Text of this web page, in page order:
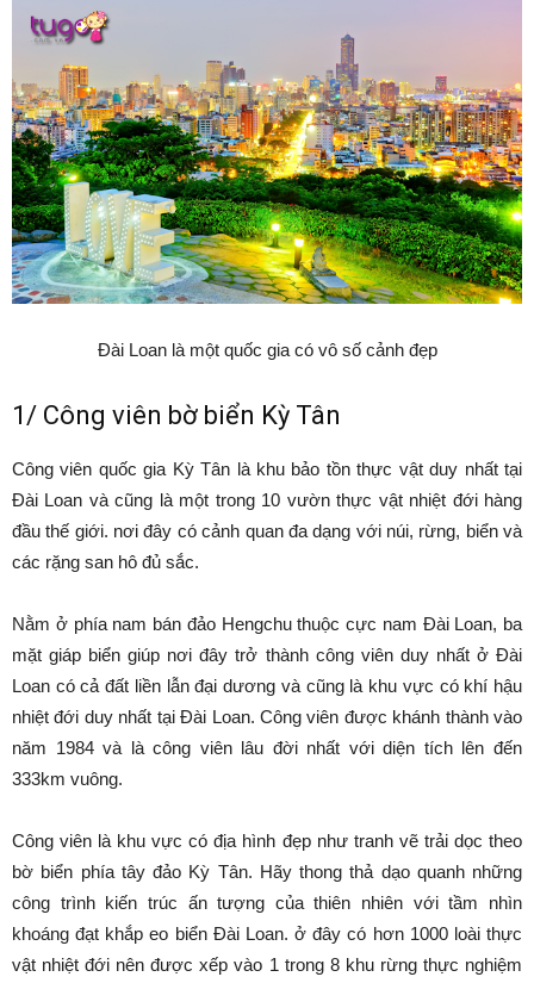
Đài Loan là một quốc gia có vô số cảnh đẹp
1/ Công viên bờ biển Kỳ Tân
Công viên quốc gia Kỳ Tân là khu bảo tồn thực vật duy nhất tại
Đài Loan và cũng là một trong 10 vườn thực vật nhiệt đới hàng
đầu thế giới. nơi đây có cảnh quan đa dạng với núi, rừng, biển và
các rặng san hô đủ sắc.
Nằm ở phía nam bán đảo Hengchu thuộc cực nam Đài Loan, ba
mặt giáp biển giúp nơi đây trở thành công viên duy nhất ở Đài
Loan có cả đất liền lẫn đại dương và cũng là khu vực có khí hậu
nhiệt đới duy nhất tại Đài Loan. Công viên được khánh thành vào
năm 1984 và là công viên lâu đời nhất với diện tích lên đến
333km vuông.
Công viên là khu vực có địa hình đẹp như tranh vẽ trải dọc theo
bờ biển phía tây đảo Kỳ Tân. Hãy thong thả dạo quanh những
công trình kiến trúc ấn tượng của thiên nhiên với tầm nhìn
khoáng đạt khắp eo biển Đài Loan. ở đây có hơn 1000 loài thực
vật nhiệt đới nên được xếp vào 1 trong 8 khu rừng thực nghiệm